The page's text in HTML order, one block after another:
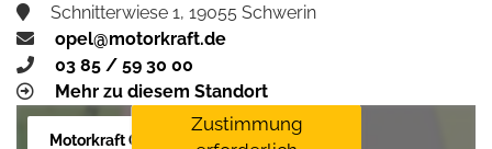
Schnitterwiese 1, 19055 Schwerin
opel@motorkraft.de
03 85 / 59 30 00
Mehr zu diesem Standort
Motorkraft GmbH
Zustimmung